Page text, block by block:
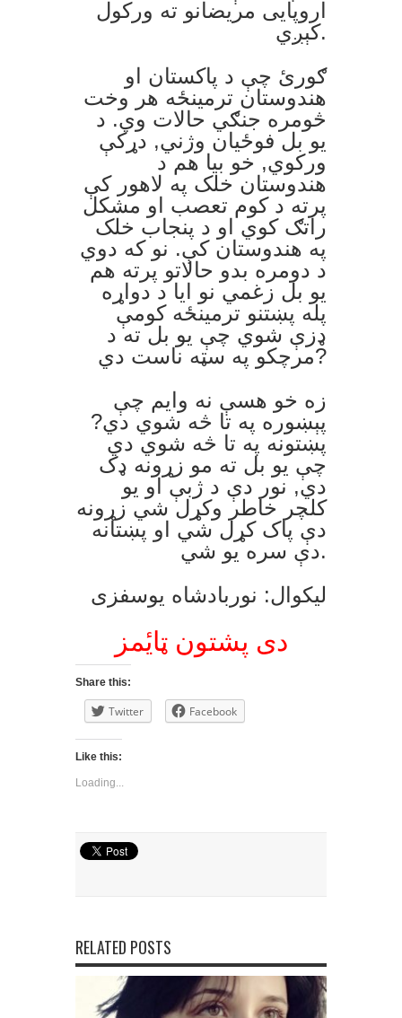
اروپايی مريضانو ته ورکول
کېږي.
ګورئ چې د پاکستان او
هندوستان ترمينځه هر وخت
څومره جنګي حالات وي. د
يو بل فوځيان وژني, دړکې
ورکوي, خو بيا هم د
هندوستان خلک په لاهور کې
پرته د کوم تعصب او مشکل
راتګ کوي او د پنجاب خلک
په هندوستان کې. نو که دوي
د دومره بدو حالاتو پرته هم
يو بل زغمي نو ايا د دواړه
پله پښتنو ترمينځه کومې
ډزې شوي چې يو بل ته د
مرچکو په سټه ناست دي?
زه خو هسې نه وايم چې
پېښوره په تا څه شوي دي?
پښتونه په تا څه شوي دي
چې يو بل ته مو زړونه ډک
دي, نور دې د ژبې او يو
کلچر خاطر وکړل شي زړونه
دې پاک کړل شي او پښتانه
دې سره يو شي.
لیکوال: نوربادشاه يوسفزی
دی پشتون ټایٔمز
Share this:
Twitter Facebook
Like this:
Loading...
RELATED POSTS